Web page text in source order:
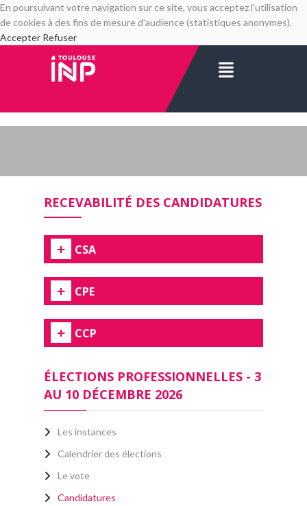
En poursuivant votre navigation sur ce site, vous acceptez l'utilisation
de cookies à des fins de mesure d'audience (statistiques anonymes).
Accepter Refuser
RECEVABILITÉ DES CANDIDATURES
CSA
CPE
CCP
ÉLECTIONS PROFESSIONNELLES - 3
AU 10 DÉCEMBRE 2026
Les instances
Calendrier des élections
Le vote
Candidatures